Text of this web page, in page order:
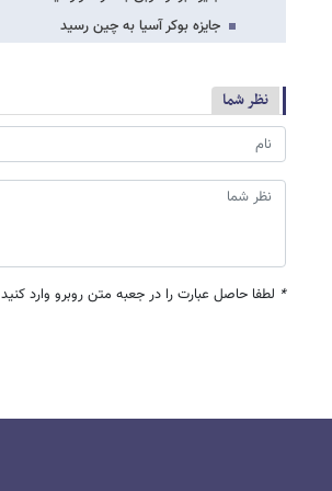
جایزه بوکر آسیا به چین رسید
نظر شما
* لطفا حاصل عبارت را در جعبه متن روبرو وارد کنید